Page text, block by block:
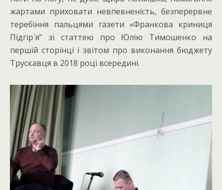
жартами приховати невпевненість, безперервне
теребіння пальцями газети «Франкова криниця
Підгір`я” зі статтею про Юлію Тимошенко на
першій сторінці і звітом про виконання бюджету
Трускавця в 2018 році всередині.